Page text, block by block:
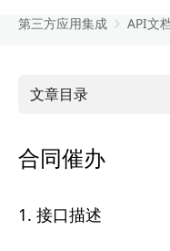
第三方应用集成 API文
文章目录
合同催办
1. 接口描述